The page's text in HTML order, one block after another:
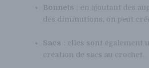
Bonnets : en ajoutant des
des diminutions, on peut
Sacs : elles sont également
création de sacs au crochet.